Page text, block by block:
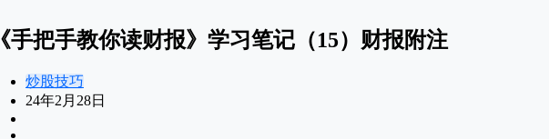
《手把手教你读财报》学习笔记（15）财报附注
炒股技巧
24年2月28日